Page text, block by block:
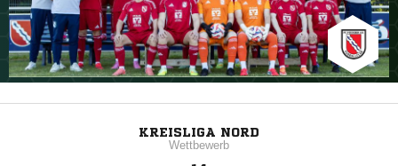
KREISLIGA NORD
Wettbewerb